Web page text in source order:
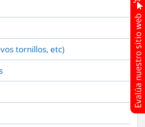
tornillos, etc)